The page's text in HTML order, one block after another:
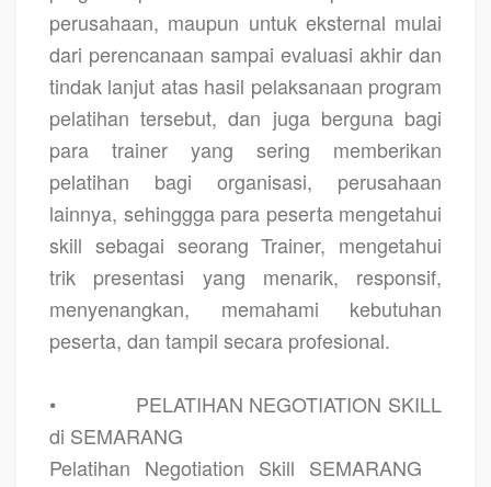
perusahaan, maupun untuk eksternal mulai
dari perencanaan sampai evaluasi akhir dan
tindak lanjut atas hasil pelaksanaan program
pelatihan tersebut, dan juga berguna bagi
para trainer yang sering memberikan
pelatihan bagi organisasi, perusahaan
lainnya, sehinggga para peserta mengetahui
skill sebagai seorang Trainer, mengetahui
trik presentasi yang menarik, responsif,
menyenangkan, memahami kebutuhan
peserta, dan tampil secara profesional.
•
PELATIHAN NEGOTIATION SKILL
di SEMARANG
Pelatihan Negotiation Skill SEMARANG